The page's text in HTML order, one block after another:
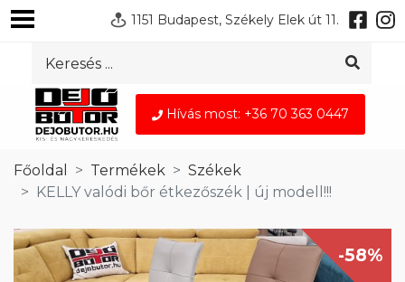
1151 Budapest, Székely Elek út 11.
Hívás most: +36 70 363 0447
Főoldal Termékek
Székek
KELLY valódi bőr étkezőszék | új modell!!!
-58%